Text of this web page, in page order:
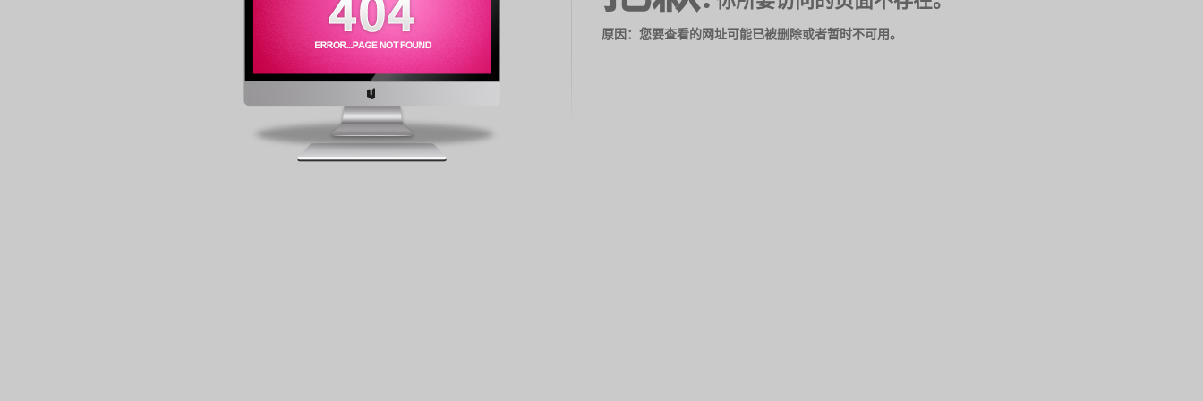
原因：您要查看的网址可能已被删除或者暂时不可用。